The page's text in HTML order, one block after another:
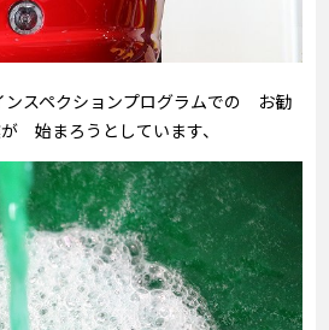
スペクションプログラムでの お勧
始まろうとしています、